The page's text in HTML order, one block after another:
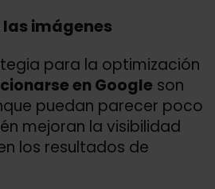
imágenes
para la optimización
en Google son
puedan parecer poco
mejoran la visibilidad
los resultados de